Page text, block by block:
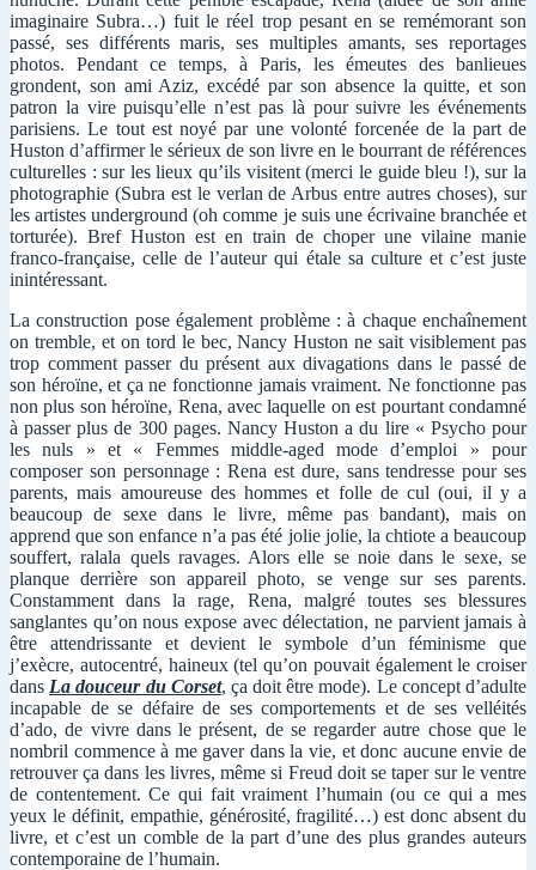
imaginaire Subra…) fuit le réel trop pesant en se remémorant son
passé, ses différents maris, ses multiples amants, ses reportages
photos. Pendant ce temps, à Paris, les émeutes des banlieues
grondent, son ami Aziz, excédé par son absence la quitte, et son
patron la vire puisqu’elle n’est pas là pour suivre les événements
parisiens. Le tout est noyé par une volonté forcenée de la part de
Huston d’affirmer le sérieux de son livre en le bourrant de références
culturelles : sur les lieux qu’ils visitent (merci le guide bleu !), sur la
photographie (Subra est le verlan de Arbus entre autres choses), sur
les artistes underground (oh comme je suis une écrivaine branchée et
torturée). Bref Huston est en train de choper une vilaine manie
franco-française, celle de l’auteur qui étale sa culture et c’est juste
inintéressant.
La construction pose également problème : à chaque enchaînement
on tremble, et on tord le bec, Nancy Huston ne sait visiblement pas
trop comment passer du présent aux divagations dans le passé de
son héroïne, et ça ne fonctionne jamais vraiment. Ne fonctionne pas
non plus son héroïne, Rena, avec laquelle on est pourtant condamné
à passer plus de 300 pages. Nancy Huston a du lire « Psycho pour
les nuls » et « Femmes middle-aged mode d’emploi » pour
composer son personnage : Rena est dure, sans tendresse pour ses
parents, mais amoureuse des hommes et folle de cul (oui, il y a
beaucoup de sexe dans le livre, même pas bandant), mais on
apprend que son enfance n’a pas été jolie jolie, la chtiote a beaucoup
souffert, ralala quels ravages. Alors elle se noie dans le sexe, se
planque derrière son appareil photo, se venge sur ses parents.
Constamment dans la rage, Rena, malgré toutes ses blessures
sanglantes qu’on nous expose avec délectation, ne parvient jamais à
être attendrissante et devient le symbole d’un féminisme que
j’exècre, autocentré, haineux (tel qu’on pouvait également le croiser
dans La douceur du Corset, ça doit être mode). Le concept d’adulte
incapable de se défaire de ses comportements et de ses velléités
d’ado, de vivre dans le présent, de se regarder autre chose que le
nombril commence à me gaver dans la vie, et donc aucune envie de
retrouver ça dans les livres, même si Freud doit se taper sur le ventre
de contentement. Ce qui fait vraiment l’humain (ou ce qui a mes
yeux le définit, empathie, générosité, fragilité…) est donc absent du
livre, et c’est un comble de la part d’une des plus grandes auteurs
contemporaine de l’humain.